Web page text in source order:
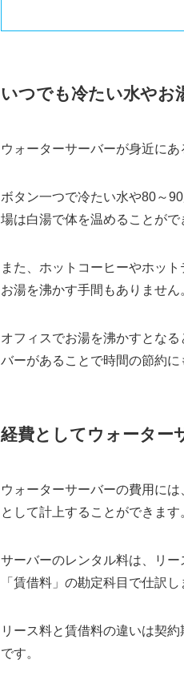
いつでも冷たい水やお
ウォーターサーバーが身近に
ボタン一つで冷たい水や80～
場は白湯で体を温めることがで
また、ホットコーヒーやホッ
お湯を沸かす手間もありません
オフィスでお湯を沸かすとな
バーがあることで時間の節約に
経費としてウォーター
ウォーターサーバーの費用に
として計上することができます
サーバーのレンタル料は、リ
「賃借料」の勘定科目で仕訳し
リース料と賃借料の違いは契
です。